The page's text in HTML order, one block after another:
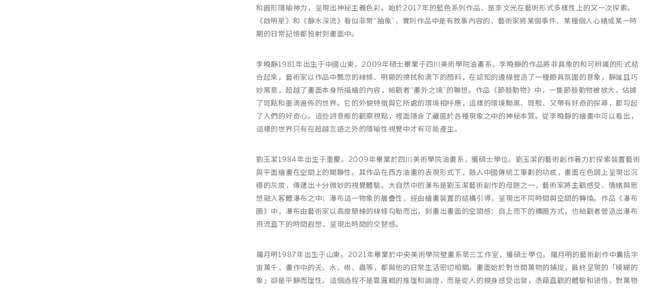
和圓形隱喻神力，呈現出神秘主義色彩。始於2017年的藍色系列作品，是李文光在藝術形式多樣性上的又一次探索。
《啟明星》和《靜水深流》看似非常“抽象”，實則作品中是有敘事內容的，藝術家將某個事件、某種個人心緒或某一時
期的日常記憶都投射到畫面中。
李曉靜1981年出生于中國山東，2009年碩士畢業于四川美術學院油畫系。李曉靜的作品將非具象的和可辨識的形式結
合起來，藝術家以作品中飄忽的線條、明顯的擦拭和滴下的顏料，在認知的邊緣營造了一種頗具氛圍的意象，靜謐且巧
妙寓意，超越了畫面本身所描繪的內容，給觀者“畫外之境”的聯想。作品《節肢動物》中，一隻節肢動物被放大，佔據
了斑點和墨滴遍佈的世界。它的外貌特徵與它所處的環境相呼應，這樣的環境黝黑、斑駁、又帶有好奇的探尋，都勾起
了人們的好奇心。這些詩意般的觀察視點，裡面隱含了藏匿於各種現象之中的神秘本質。從李曉靜的繪畫中可以看出，
這樣的世界只有在超越言語之外的隱喻性視覺中才有可能產生。
劉玉潔1984年出生于重慶。2009年畢業於四川美術學院油畫系，獲碩士學位。劉玉潔的藝術創作著力於探索裝置藝術
與平面繪畫在空間上的關聯性。其作品在西方油畫的表現形式下，融入中國傳統工筆劃的功底，畫面在色調上呈現出沉
穩的灰度，傳遞出十分微妙的視覺體驗。大自然中的瀑布是劉玉潔藝術創作的母題之一，藝術家將主觀感受、情緒與思
想融入客體瀑布之中；瀑布這一物象的層疊性，經由繪畫裝置的結構引導，呈現出不同時間與空間的轉換。作品《瀑布
圖》中，瀑布由藝術家以高度簡練的線條勾勒而出，刻畫出畫面的空間感；自上而下的構圖方式，也給觀者營造出瀑布
飛流直下的時間遐想，呈現出時間的交替感。
羅月明1987年出生于山東。2021年畢業於中央美術學院壁畫系第三工作室，獲碩士學位。羅月明的藝術創作中囊括宇
宙萬千，畫作中的天、水、樹、蟲等，都與他的日常生活密切相關。畫面始於對世間萬物的捕捉，最終呈現的「模糊的
象」卻是平靜而理性。這個過程不是靠邏輯的推理和論證，而是從人的親身感受出發，憑藉直觀的體驗和領悟，對萬物